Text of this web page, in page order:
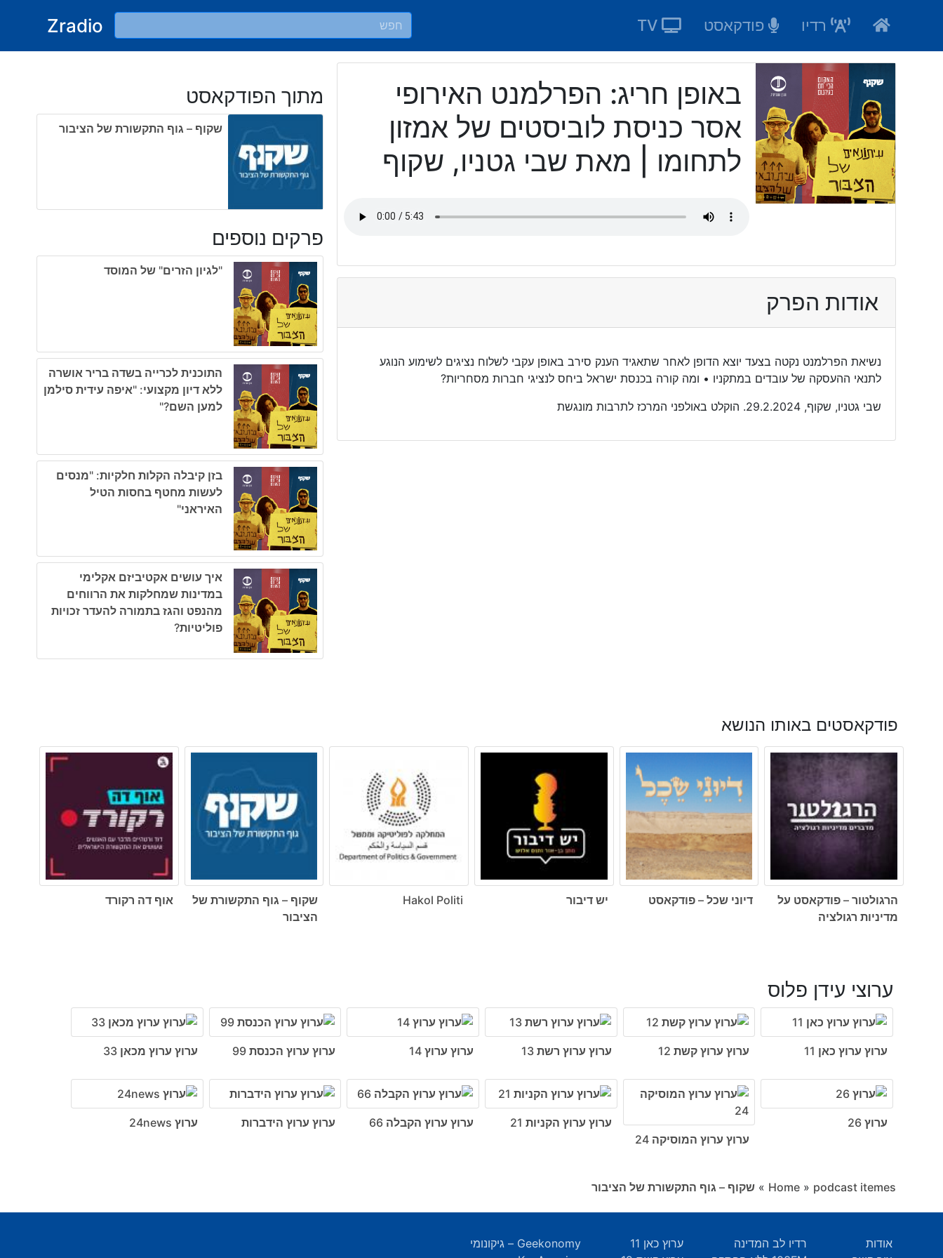
Zradio רדיו פודקאסט
באופן חריג: הפרלמנט האירופי
אסר כניסת לוביסטים של אמזון
לתחומו | מאת שבי גטניו, שקוף
אודות הפרק
נשיאת הפרלמנט נקטה בצעד יוצא הדופן לאחר שתאגיד הענק סירב באופן עקבי לשלוח נציגים לשימוע הנוגע
לתנאי ההעסקה של עובדים במתקניו • ומה קורה בכנסת ישראל ביחס לנציגי חברות מסחריות?
שבי גטניו, שקוף, 29.2.2024. הוקלט באולפני המרכז לתרבות מונגשת
מתוך הפודקאסט
שקוף – גוף התקשורת של הציבור
פרקים נוספים
"לגיון הזרים" של המוסד
התוכנית לכרייה בשדה בריר אושרה
ללא דיון מקצועי: "איפה עידית סילמן
למען השם?"
בזן קיבלה הקלות חלקיות: "מנסים
לעשות מחטף בחסות הטיל
האיראני"
איך עושים אקטיביזם אקלימי
במדינות שמחלקות את הרווחים
מהנפט והגז בתמורה להעדר זכויות
פוליטיות?
פודקאסטים באותו הנושא
הרגולטור – פודקאסט על
מדיניות רגולציה
דיוני שכל – פודקאסט יש דיבור Hakol Politi
שקוף – גוף התקשורת של
הציבור
אוף דה רקורד
ערוצי עידן פלוס
ערוץ ערוץ כאן 11 ערוץ ערוץ קשת 12 ערוץ ערוץ רשת 13 ערוץ ערוץ 14 ערוץ ערוץ הכנסת 99 ערוץ ערוץ מכאן 33
ערוץ 26
ערוץ ערוץ המוסיקה 24
ערוץ ערוץ הקניות 21 ערוץ ערוץ הקבלה 66 ערוץ ערוץ הידברות ערוץ 24news
Home » podcast itemes
» שקוף – גוף התקשורת של הציבור
אודות
רדיו לב המדינה
ערוץ כאן 11
Geekonomy – גיקונומי